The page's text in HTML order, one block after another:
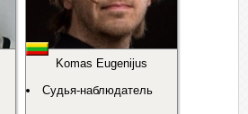
Komas Eugenijus
Судья-наблюдатель